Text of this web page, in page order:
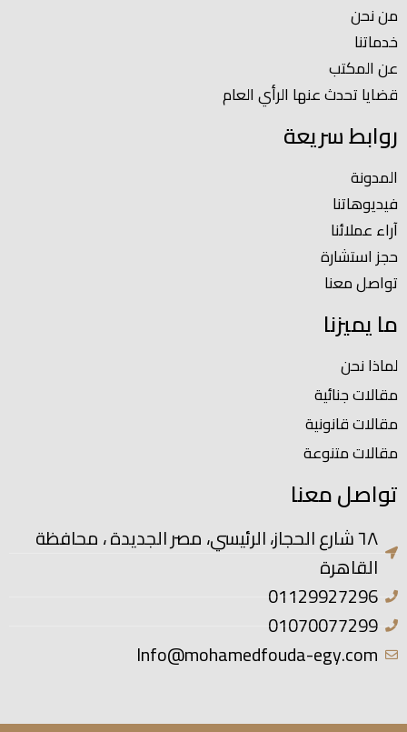
من نحن
خدماتنا
عن المكتب
قضايا تحدث عنها الرأي العام
روابط سريعة
المدونة
فيديوهاتنا
آراء عملائنا
حجز استشارة
تواصل معنا
ما يميزنا
لماذا نحن
مقالات جنائية
مقالات قانونية
مقالات متنوعة
تواصل معنا
٦٨ شارع الحجاز، الرئيسي، مصر الجديدة ، محافظة
القاهرة
01129927296
01070077299
Info@mohamedfouda-egy.com